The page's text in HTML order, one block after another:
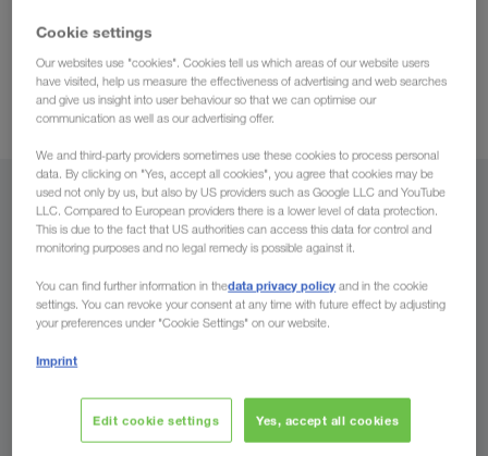
zemlje Evropei obrnuto. Pritom komuniciramo na
jezicima Zapadne i Istočne Evrope.
Uz to vam garantujemokonkurentne cene prevozakao i
mnoge druge prednosti.
Bosna i Hercegovina
Za
Cookie settings
Our websites use "cookies". Cookies tell us which areas of our website users
have visited, help us measure the effectiveness of advertising and web searches
and give us insight into user behaviour so that we can optimise our
communication as well as our advertising offer.
We and third-party providers sometimes use these cookies to process personal
data. By clicking on "Yes, accept all cookies", you agree that cookies may be
used not only by us, but also by US providers such as Google LLC and YouTube
LLC. Compared to European providers there is a lower level of data protection.
This is due to the fact that US authorities can access this data for control and
monitoring purposes and no legal remedy is possible against it.
You can find further information in thedata privacy policy and in the cookie
settings. You can revoke your consent at any time with future effect by adjusting
your preferences under "Cookie Settings" on our website.
Imprint
Edit cookie settings Yes, accept all cookies